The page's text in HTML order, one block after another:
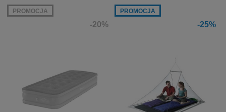
-20%
PROMOCJA
-25%
PROMOCJA